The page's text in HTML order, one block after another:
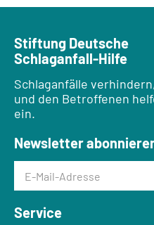
Stiftung Deutsche
Schlaganfall-Hilfe
Schlaganfälle
und den Betroffenen
ein.
Newsletter
E-Mail-Adresse
Service